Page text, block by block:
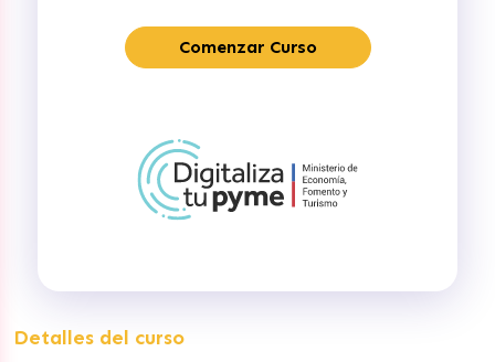
Comenzar Curso
Detalles del curso